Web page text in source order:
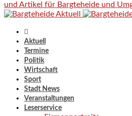
und Artikel für Bargteheide und
Aktuell
Termine
Politik
Wirtschaft
Sport
Stadt News
Veranstaltungen
Leserservice